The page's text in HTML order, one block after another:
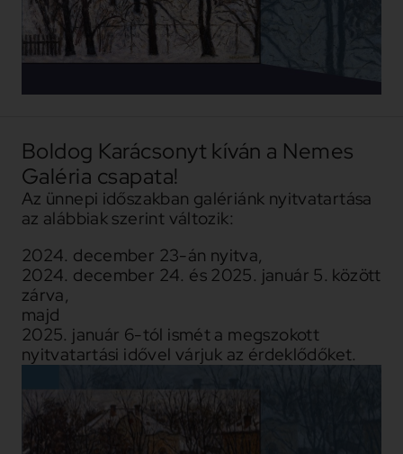
Boldog Karácsonyt kíván a Nemes
Galéria csapata!
Az ünnepi időszakban galériánk nyitvatartása
az alábbiak szerint változik:
2024. december 23-án nyitva,
2024. december 24. és 2025. január 5. között
zárva,
majd
2025. január 6-tól ismét a megszokott
nyitvatartási idővel várjuk az érdeklődőket.